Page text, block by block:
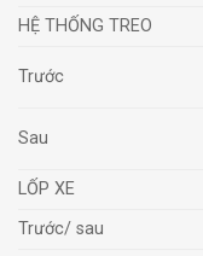
HỆ THỐNG TREO
Trước
Sau
LỐP XE
Trước/ sau